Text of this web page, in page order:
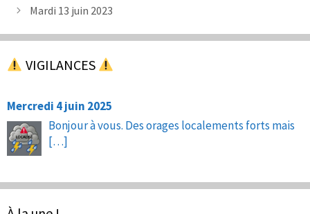
Mardi 13 juin 2023
VIGILANCES
Mercredi 4 juin 2025
Bonjour à vous. Des orages localements forts mais
[…]